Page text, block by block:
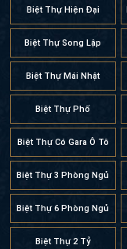
Biệt Thự Hiện Đại
Biệt Thự Song Lập
Biệt Thự Mái Nhật
Biệt Thự Phố
Biệt Thự Có Gara Ô Tô
Biệt Thự 3 Phòng Ngủ
Biệt Thự 6 Phòng Ngủ
Biệt Thự 2 Tỷ